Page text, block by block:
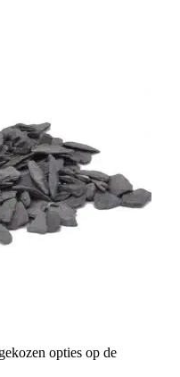
opties op de